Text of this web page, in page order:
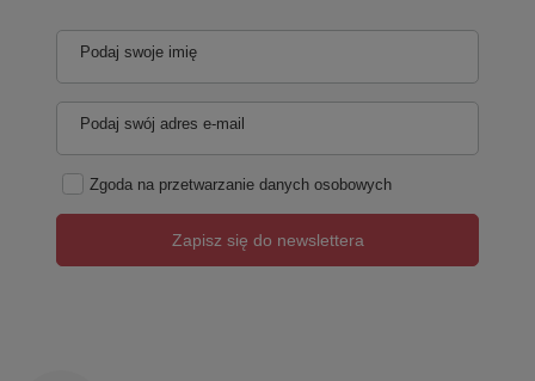
Podaj swoje imię
Podaj swój adres e-mail
Zgoda na przetwarzanie danych osobowych
Zapisz się do newslettera